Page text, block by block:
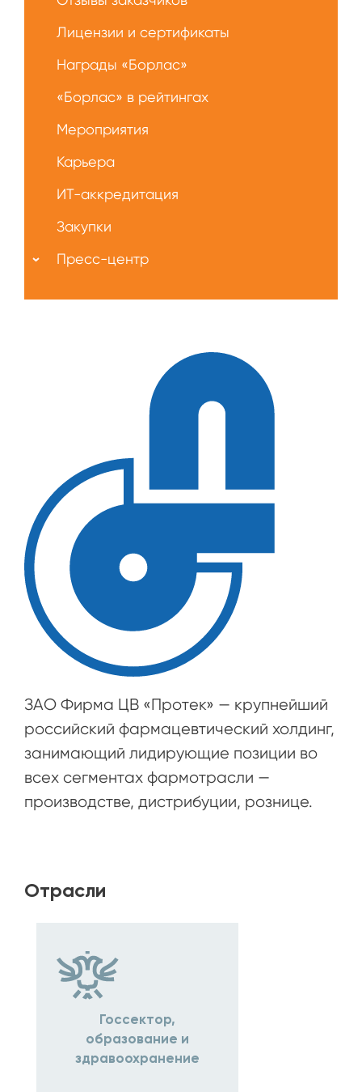
ЗАО Фирма ЦВ «Протек» — крупнейший
российский фармацевтический холдинг,
занимающий лидирующие позиции во
всех сегментах фармотрасли —
производстве, дистрибуции, рознице.
Отрасли
Госсектор,
образование и
здравоохранение
Лицензии и сертификаты
Награды «Борлас»
«Борлас» в рейтингах
Мероприятия
Карьера
ИТ-аккредитация
Закупки
Пресс-центр